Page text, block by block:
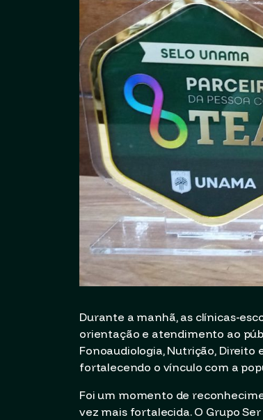
Durante a manhã, as clínicas-
orientação e atendimento ao
Fonoaudiologia, Nutrição, Direito
fortalecendo o vínculo com a
Foi um momento de
vez mais fortalecida. O Grupo